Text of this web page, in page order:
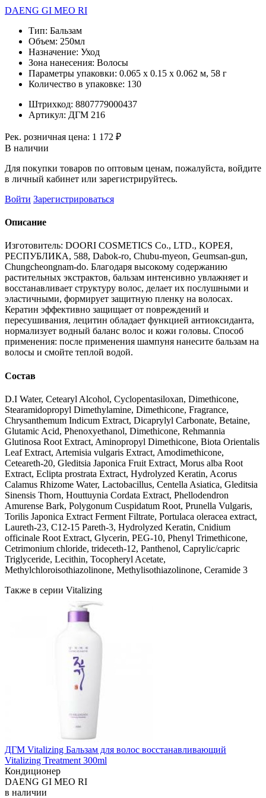
DAENG GI MEO RI
Тип: Бальзам
Объем: 250мл
Назначение: Уход
Зона нанесения: Волосы
Параметры упаковки: 0.065 x 0.15 x 0.062 м, 58 г
Количество в упаковке: 130
Штрихкод: 8807779000437
Артикул: ДГМ 216
Рек. розничная цена: 1 172 ₽
В наличии
Для покупки товаров по оптовым ценам, пожалуйста, войдите
в личный кабинет или зарегистрируйтесь.
Войти Зарегистрироваться
Описание
Изготовитель: DOORI COSMETICS Co., LTD., КОРЕЯ,
РЕСПУБЛИКА, 588, Dabok-ro, Chubu-myeon, Geumsan-gun,
Chungcheongnam-do. Благодаря высокому содержанию
растительных экстрактов, бальзам интенсивно увлажняет и
восстанавливает структуру волос, делает их послушными и
эластичными, формирует защитную пленку на волосах.
Кератин эффективно защищает от повреждений и
пересушивания, лецитин обладает функцией антиоксиданта,
нормализует водный баланс волос и кожи головы. Способ
применения: после применения шампуня нанесите бальзам на
волосы и смойте теплой водой.
Состав
D.I Water, Cetearyl Alcohol, Cyclopentasiloxan, Dimethicone,
Stearamidopropyl Dimethylamine, Dimethicone, Fragrance,
Chrysanthemum Indicum Extract, Dicaprylyl Carbonate, Betaine,
Glutamic Acid, Phenoxyethanol, Dimethicone, Rehmannia
Glutinosa Root Extract, Aminopropyl Dimethicone, Biota Orientalis
Leaf Extract, Artemisia vulgaris Extract, Amodimethicone,
Ceteareth-20, Gleditsia Japonica Fruit Extract, Morus alba Root
Extract, Eclipta prostrata Extract, Hydrolyzed Keratin, Acorus
Calamus Rhizome Water, Lactobacillus, Centella Asiatica, Gleditsia
Sinensis Thorn, Houttuynia Cordata Extract, Phellodendron
Amurense Bark, Polygonum Cuspidatum Root, Prunella Vulgaris,
Torilis Japonica Extract Ferment Filtrate, Portulaca oleracea extract,
Laureth-23, C12-15 Pareth-3, Hydrolyzed Keratin, Cnidium
officinale Root Extract, Glycerin, PEG-10, Phenyl Trimethicone,
Cetrimonium chloride, trideceth-12, Panthenol, Caprylic/capric
Triglyceride, Lecithin, Tocopheryl Acetate,
Methylchloroisothiazolinone, Methylisothiazolinone, Ceramide 3
Также в серии Vitalizing
ДГМ Vitalizing Бальзам для волос восстанавливающий
Vitalizing Treatment 300ml
Кондиционер
DAENG GI MEO RI
в наличии